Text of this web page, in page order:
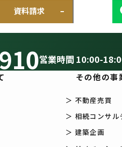
資料請求
営業時間 10:00-
その他の事
＞ 不動産売買
＞ 相続コンサル
＞ 建築企画